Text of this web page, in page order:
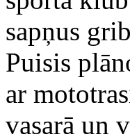
sapņus
Puisis
ar
vasarā un